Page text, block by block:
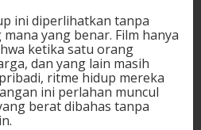
ini diperlihatkan tanpa
yang benar. Film hanya
ketika satu orang
dan yang lain masih
ritme hidup mereka
ini perlahan muncul
berat dibahas tanpa